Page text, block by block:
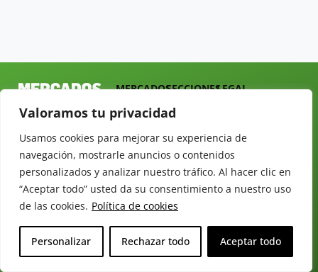
Valoramos tu privacidad
Usamos cookies para mejorar su experiencia de
navegación, mostrarle anuncios o contenidos
personalizados y analizar nuestro tráfico. Al hacer clic en
“Aceptar todo” usted da su consentimiento a nuestro uso
de las cookies. Política de cookies
Personalizar Rechazar todo Aceptar todo
Sector
Hortofrutícola
C/
Presidente
Cárdenas nº
10.
Sevilla.
MERCADOS
INICIO
SOMOS
DOSSIER
TARIFAS
REVISTAS
NEWSLETTER
SUSCRIPCIÓN
ÚNETE A
NUESTRO
SECCIONES
FRUTAS
EMPRESA
MERCADOS
ALIMENTACIÓN
OPINIÓN
30 DE
30
DIRECTORIO
LEGAL
PRIVACIDAD
Diseño web:
Starenlared